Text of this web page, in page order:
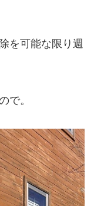
を可能な限り週
で。